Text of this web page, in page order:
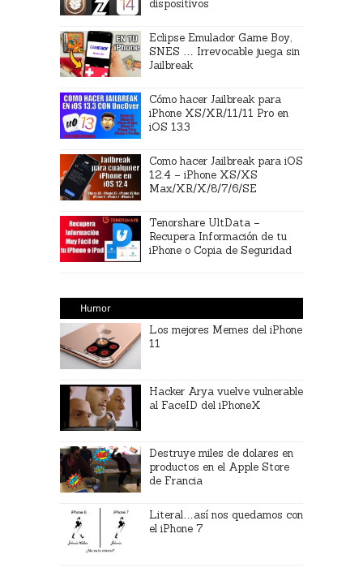
dispositivos
Eclipse Emulador Game Boy,
SNES … Irrevocable juega sin
Jailbreak
Cómo hacer Jailbreak para
iPhone XS/XR/11/11 Pro en
iOS 13.3
Como hacer Jailbreak para iOS
12.4 – iPhone XS/XS
Max/XR/X/8/7/6/SE
Tenorshare UltData –
Recupera Información de tu
iPhone o Copia de Seguridad
Humor
Los mejores Memes del iPhone
11
Hacker Arya vuelve vulnerable
al FaceID del iPhoneX
Destruye miles de dolares en
productos en el Apple Store
de Francia
Literal…así nos quedamos con
el iPhone 7